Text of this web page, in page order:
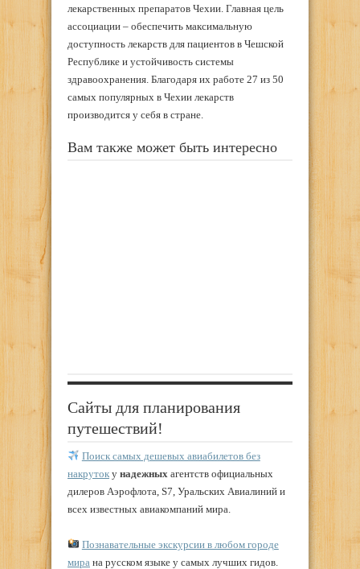
лекарственных препаратов Чехии. Главная цель
ассоциации – обеспечить максимальную
доступность лекарств для пациентов в Чешской
Республике и устойчивость системы
здравоохранения. Благодаря их работе 27 из 50
самых популярных в Чехии лекарств
производится у себя в стране.
Вам также может быть интересно
Сайты для планирования
путешествий!
Поиск самых дешевых авиабилетов без
накруток у надежных агентств официальных
дилеров Аэрофлота, S7, Уральских Авиалиний и
всех известных авиакомпаний мира.
Познавательные экскурсии в любом городе
мира на русском языке у самых лучших гидов.